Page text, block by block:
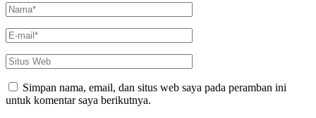
Nama*
E-
mail*
Situs
Web
Simpan nama, email, dan situs web saya pada peramban ini
untuk komentar saya berikutnya.